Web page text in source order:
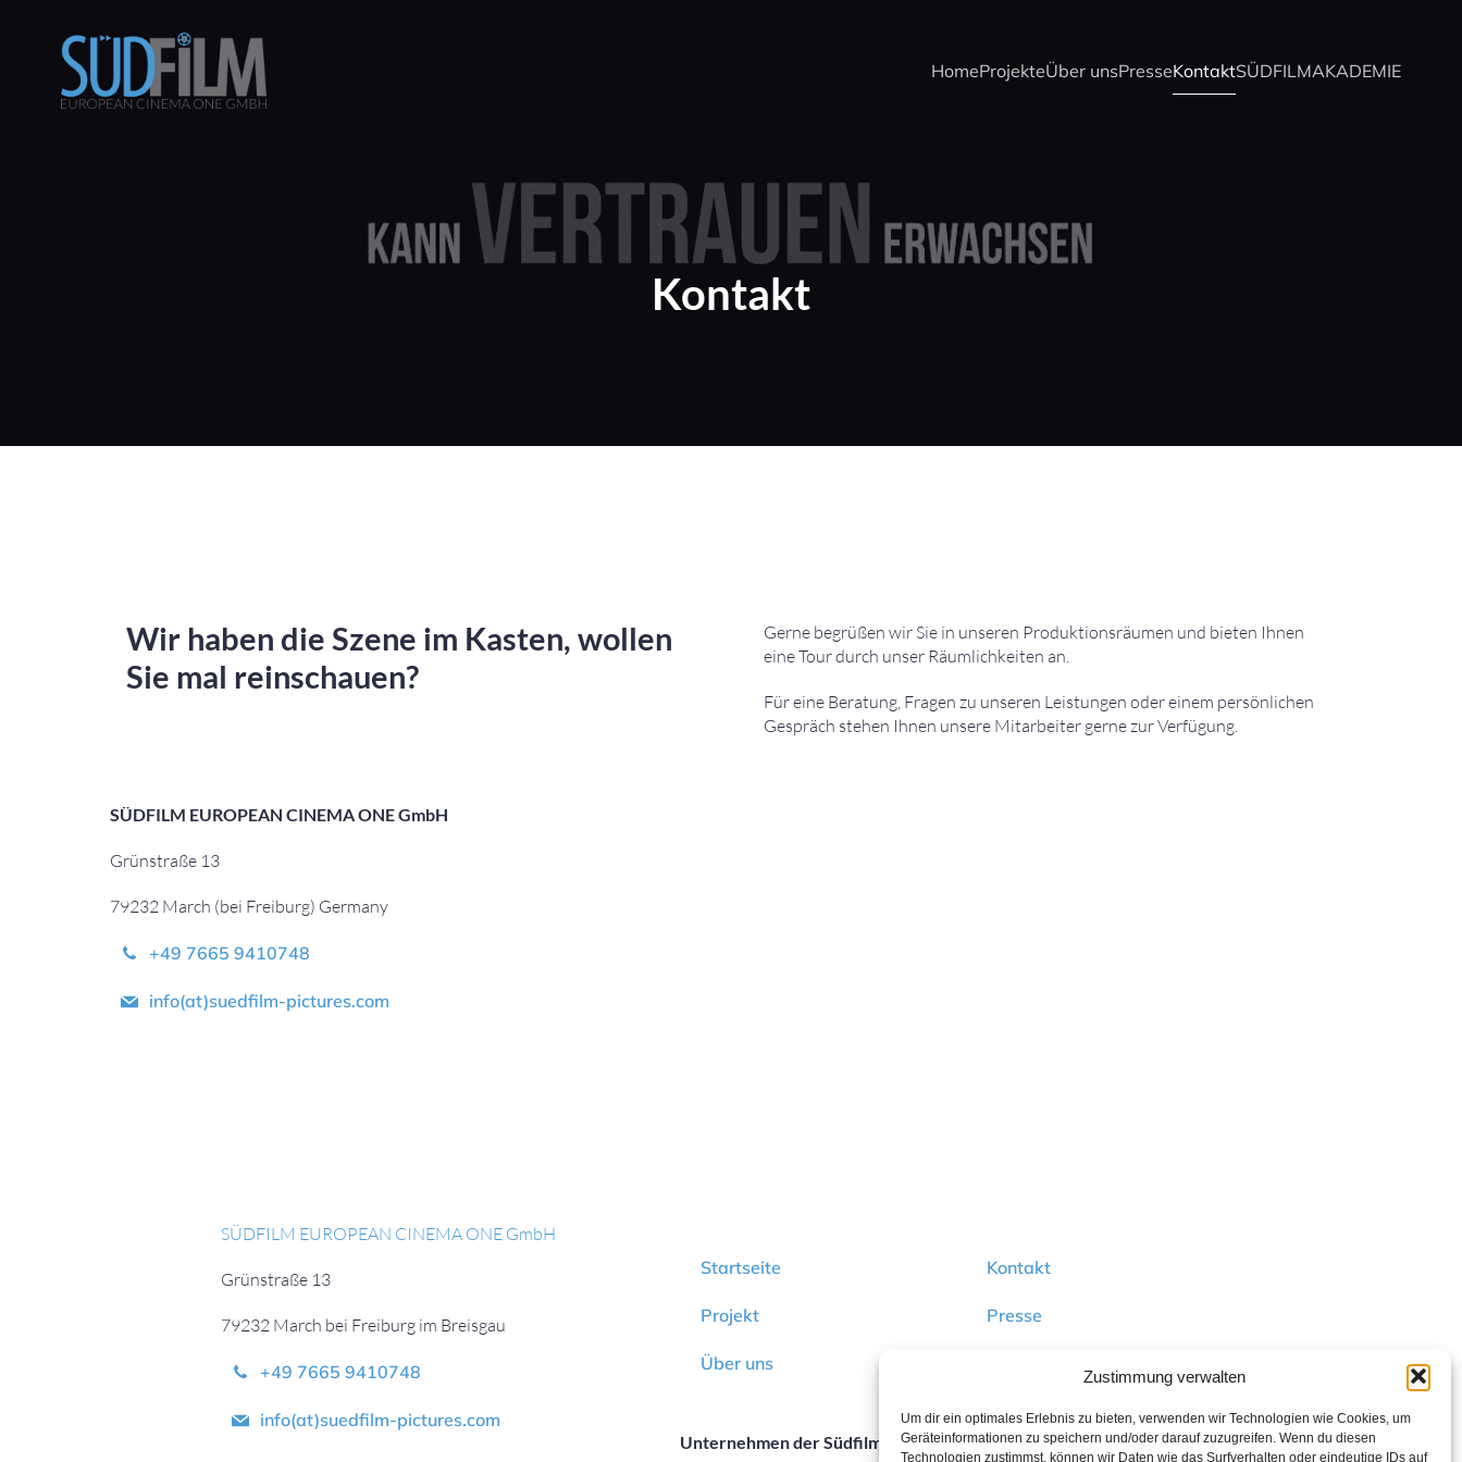
Zustimmung verwalten
Um dir ein optimales Erlebnis zu bieten, verwenden wir Technologien wie Cookies, um
Geräteinformationen zu speichern und/oder darauf zuzugreifen. Wenn du diesen
Technologien zustimmst, können wir Daten wie das Surfverhalten oder eindeutige IDs auf
HomeProjekteÜber unsPresseKontaktSÜDFILMAKADEMIE
Kontakt
Wir haben die Szene im Kasten, wollen
Sie mal reinschauen?
Gerne begrüßen wir Sie in unseren Produktionsräumen und bieten Ihnen
eine Tour durch unser Räumlichkeiten an.
Für eine Beratung, Fragen zu unseren Leistungen oder einem persönlichen
Gespräch stehen Ihnen unsere Mitarbeiter gerne zur Verfügung.
SÜDFILM EUROPEAN CINEMA ONE GmbH
Grünstraße 13
79232 March (bei Freiburg) Germany
+49 7665 9410748
info(at)suedfilm-pictures.com
SÜDFILM EUROPEAN CINEMA ONE GmbH
Grünstraße 13
79232 March bei Freiburg im Breisgau
+49 7665 9410748
info(at)suedfilm-pictures.com
Startseite
Projekt
Über uns
Kontakt
Presse
Unternehmen der Südfilm Mediengruppe: